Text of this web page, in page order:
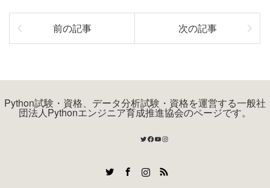
前の記事 次の記事
Python試験・資格、データ分析試験・資格を運営する一般社
団法人Pythonエンジニア育成推進協会のページです。
Twitter
Facebook
YouTube
Instagram
RSS